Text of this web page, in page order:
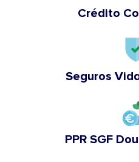
Crédito
Seguros
PPR SGF